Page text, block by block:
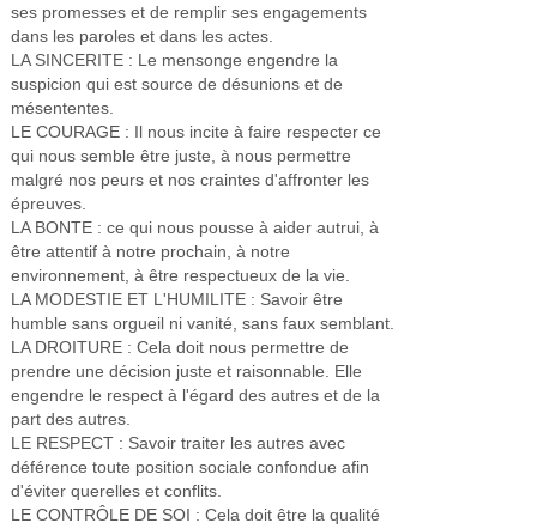
ses promesses et de remplir ses engagements
dans les paroles et dans les actes.
LA SINCERITE : Le mensonge engendre la
suspicion qui est source de désunions et de
mésententes.
LE COURAGE : Il nous incite à faire respecter ce
qui nous semble être juste, à nous permettre
malgré nos peurs et nos craintes d'affronter les
épreuves.
LA BONTE : ce qui nous pousse à aider autrui, à
être attentif à notre prochain, à notre
environnement, à être respectueux de la vie.
LA MODESTIE ET L'HUMILITE : Savoir être
humble sans orgueil ni vanité, sans faux semblant.
LA DROITURE : Cela doit nous permettre de
prendre une décision juste et raisonnable. Elle
engendre le respect à l'égard des autres et de la
part des autres.
LE RESPECT : Savoir traiter les autres avec
déférence toute position sociale confondue afin
d'éviter querelles et conflits.
LE CONTRÔLE DE SOI : Cela doit être la qualité